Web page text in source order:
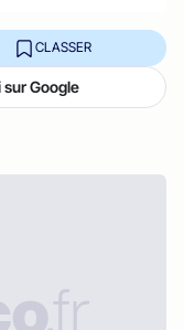
CLASSER
Google